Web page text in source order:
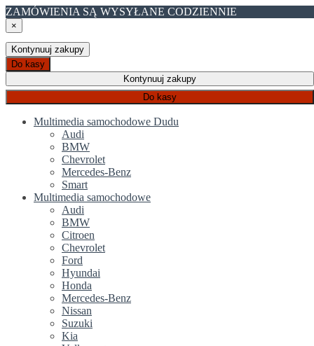
ZAMÓWIENIA SĄ WYSYŁANE CODZIENNIE
×
Kontynuuj zakupy
Do kasy
Kontynuuj zakupy
Do kasy
Multimedia samochodowe Dudu
Audi
BMW
Chevrolet
Mercedes-Benz
Smart
Multimedia samochodowe
Audi
BMW
Citroen
Chevrolet
Ford
Hyundai
Honda
Mercedes-Benz
Nissan
Suzuki
Kia